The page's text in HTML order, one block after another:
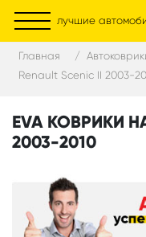
лучшие
Главная
Renault Scenic II 2003-
EVA КОВРИКИ НА
2003-2010